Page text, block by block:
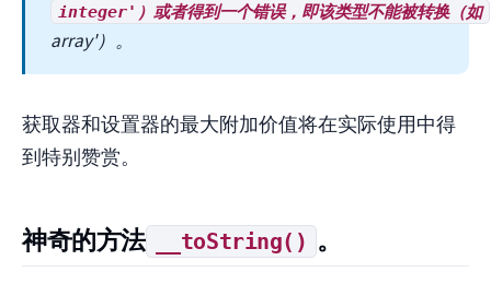
integer'）或者得到一个错误，即该类型不能被转换（如
array'）。
获取器和设置器的最大附加价值将在实际使用中得
到特别赞赏。
神奇的方法 __toString() 。